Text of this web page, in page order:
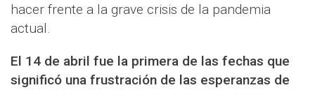
hacer frente a la grave crisis de la pandemia
actual.
El 14 de abril fue la primera de las fechas que
significó una frustración de las esperanzas de